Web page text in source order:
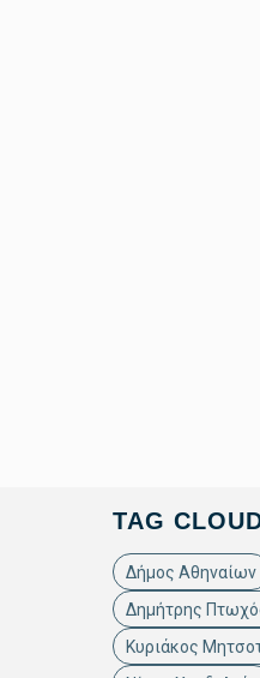
TAG
Δήμος Αθηναίων
Δημήτρης
Κυριάκος